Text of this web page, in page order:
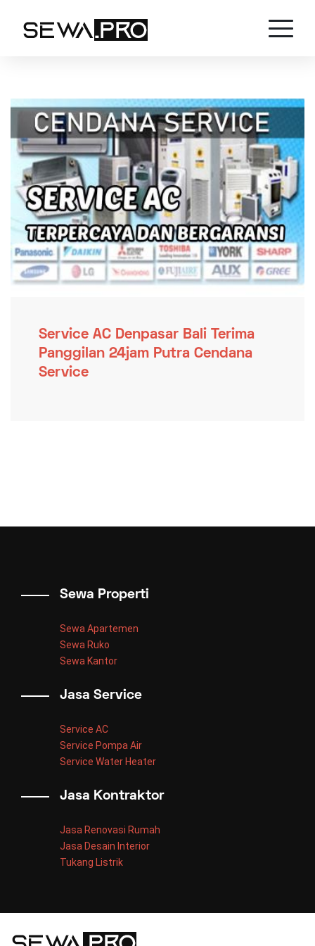
Service AC Denpasar Bali Terima
Panggilan 24jam Putra Cendana
Service
Sewa Properti
Sewa Apartemen
Sewa Ruko
Sewa Kantor
Jasa Service
Service AC
Service Pompa Air
Service Water Heater
Jasa Kontraktor
Jasa Renovasi Rumah
Jasa Desain Interior
Tukang Listrik